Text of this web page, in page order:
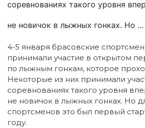
соревнованиях такого уровня
не новичок в лыжных гонках. Но ...
4-5 января брасовские
принимали участие в открытом
по лыжным гонкам, которое
Некоторые из них принимали
соревнованиях такого уровня
не новичок в лыжных гонках. Но
спортсменов это был первый
году.